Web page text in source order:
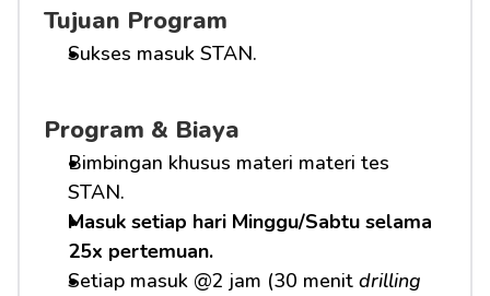
Tujuan Program
Sukses masuk STAN.
Program & Biaya
Bimbingan khusus materi materi tes
STAN.
Masuk setiap hari Minggu/Sabtu selama
25x pertemuan.
Setiap masuk @2 jam (30 menit drilling